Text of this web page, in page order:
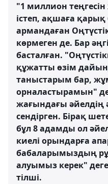
"1 миллион
істеп, ақшаға
армандаған
көрмеген де. Бар
басталған.
құжатты өзім
таныстарым бар,
орналастырамын"
жағындағы әйелдің
сендірген. Бірақ
бұл 8 адамды ол
киелі орындарға
бабаларымыздың
алуымыз керек"
тілші.